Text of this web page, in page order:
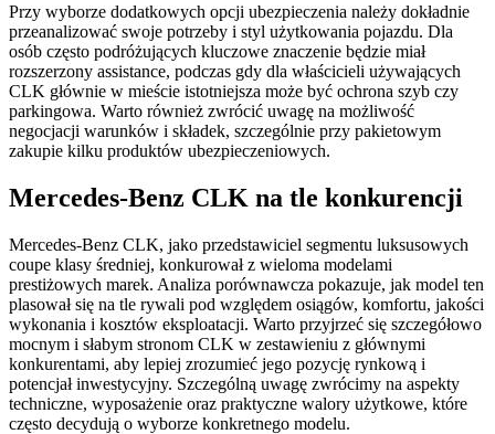
Przy wyborze dodatkowych opcji ubezpieczenia należy dokładnie
przeanalizować swoje potrzeby i styl użytkowania pojazdu. Dla
osób często podróżujących kluczowe znaczenie będzie miał
rozszerzony assistance, podczas gdy dla właścicieli używających
CLK głównie w mieście istotniejsza może być ochrona szyb czy
parkingowa. Warto również zwrócić uwagę na możliwość
negocjacji warunków i składek, szczególnie przy pakietowym
zakupie kilku produktów ubezpieczeniowych.
Mercedes-Benz CLK na tle konkurencji
Mercedes-Benz CLK, jako przedstawiciel segmentu luksusowych
coupe klasy średniej, konkurował z wieloma modelami
prestiżowych marek. Analiza porównawcza pokazuje, jak model ten
plasował się na tle rywali pod względem osiągów, komfortu, jakości
wykonania i kosztów eksploatacji. Warto przyjrzeć się szczegółowo
mocnym i słabym stronom CLK w zestawieniu z głównymi
konkurentami, aby lepiej zrozumieć jego pozycję rynkową i
potencjał inwestycyjny. Szczególną uwagę zwrócimy na aspekty
techniczne, wyposażenie oraz praktyczne walory użytkowe, które
często decydują o wyborze konkretnego modelu.